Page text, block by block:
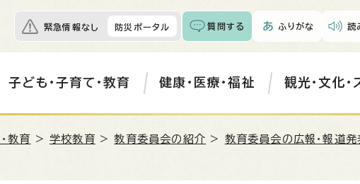
緊急情報なし 防災ポータル 質問する ふりがな 読
子ども・子育て・教育 健康・医療・福祉 観光・文化・
教育 >学校教育 >教育委員会の紹介 > 教育委員会の広報・報道発